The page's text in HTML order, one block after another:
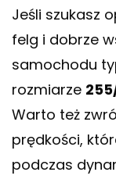
Jeśli szukasz
felg i dobrze
samochodu
rozmiarze
Warto też
prędkości,
podczas